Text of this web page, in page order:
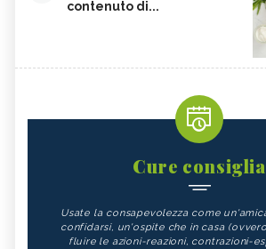
contenuto di...
Cure consiglia
Usate la consapevolezza come
confidarsi, un'ospite che in casa
fluire le azioni-reazioni, contrazioni-